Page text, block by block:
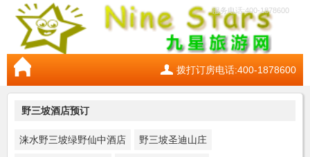
服务电话:400-1878600
拨打订房电话:400-1878600
野三坡酒店预订
涞水野三坡绿野仙中酒店 野三坡圣迪山庄